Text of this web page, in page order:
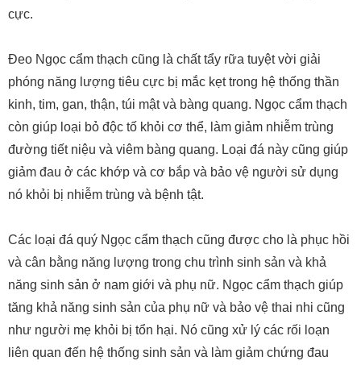
cực.
Đeo Ngọc cẩm thạch cũng là chất tẩy rữa tuyệt vời giải
phóng năng lượng tiêu cực bị mắc kẹt trong hệ thống thần
kinh, tim, gan, thận, túi mật và bàng quang. Ngọc cẩm thạch
còn giúp loại bỏ độc tố khỏi cơ thể, làm giảm nhiễm trùng
đường tiết niệu và viêm bàng quang. Loại đá này cũng giúp
giảm đau ở các khớp và cơ bắp và bảo vệ người sử dụng
nó khỏi bị nhiễm trùng và bệnh tật.
Các loại đá quý Ngọc cẩm thạch cũng được cho là phục hồi
và cân bằng năng lượng trong chu trình sinh sản và khả
năng sinh sản ở nam giới và phụ nữ. Ngọc cẩm thạch giúp
tăng khả năng sinh sản của phụ nữ và bảo vệ thai nhi cũng
như người mẹ khỏi bị tổn hại. Nó cũng xử lý các rối loạn
liên quan đến hệ thống sinh sản và làm giảm chứng đau